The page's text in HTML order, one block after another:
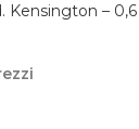
Kensington –